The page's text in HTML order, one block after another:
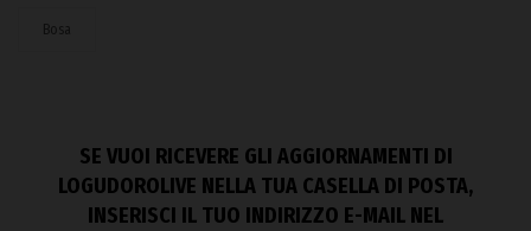
Bosa
SE VUOI RICEVERE GLI AGGIORNAMENTI DI
LOGUDOROLIVE NELLA TUA CASELLA DI POSTA,
INSERISCI IL TUO INDIRIZZO E-MAIL NEL